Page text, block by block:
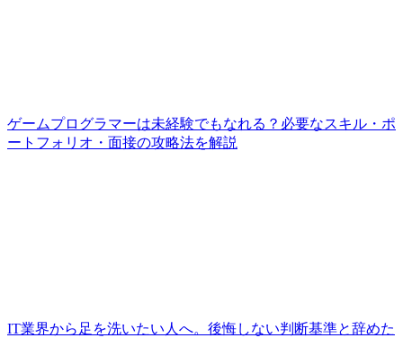
ゲームプログラマーは未経験でもなれる？必要なスキル・ポ
ートフォリオ・面接の攻略法を解説
IT業界から足を洗いたい人へ。後悔しない判断基準と辞めた